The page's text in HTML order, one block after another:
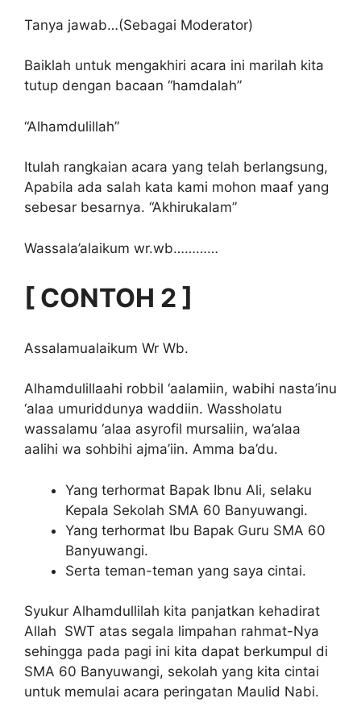
Tanya jawab…(Sebagai Moderator)
Baiklah untuk mengakhiri acara ini marilah kita
tutup dengan bacaan “hamdalah”
“Alhamdulillah”
Itulah rangkaian acara yang telah berlangsung,
Apabila ada salah kata kami mohon maaf yang
sebesar besarnya. “Akhirukalam”
Wassala’alaikum wr.wb…………
[ CONTOH 2 ]
Assalamualaikum Wr Wb.
Alhamdulillaahi robbil ‘aalamiin, wabihi nasta’inu
‘alaa umuriddunya waddiin. Wassholatu
wassalamu ‘alaa asyrofil mursaliin, wa’alaa
aalihi wa sohbihi ajma’iin. Amma ba’du.
Yang terhormat Bapak Ibnu Ali, selaku
Kepala Sekolah SMA 60 Banyuwangi.
Yang terhormat Ibu Bapak Guru SMA 60
Banyuwangi.
Serta teman-teman yang saya cintai.
Syukur Alhamdullilah kita panjatkan kehadirat
Allah SWT atas segala limpahan rahmat-Nya
sehingga pada pagi ini kita dapat berkumpul di
SMA 60 Banyuwangi, sekolah yang kita cintai
untuk memulai acara peringatan Maulid Nabi.